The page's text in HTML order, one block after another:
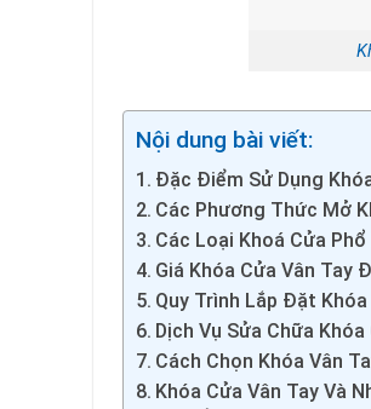
Nội dung bài viết:
Đặc Điểm Sử Dụng
Các Phương Thức Mở
Các Loại Khoá Cửa Phổ
Giá Khóa Cửa Vân Tay
Quy Trình Lắp Đặt Khóa
Dịch Vụ Sửa Chữa
Cách Chọn Khóa Vân
Khóa Cửa Vân Tay Và